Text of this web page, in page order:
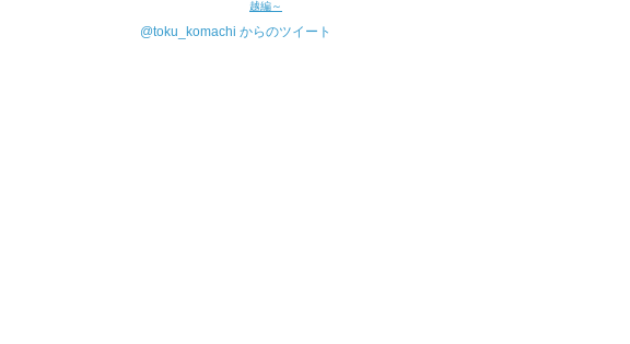
越編～
@toku_komachi からのツイート